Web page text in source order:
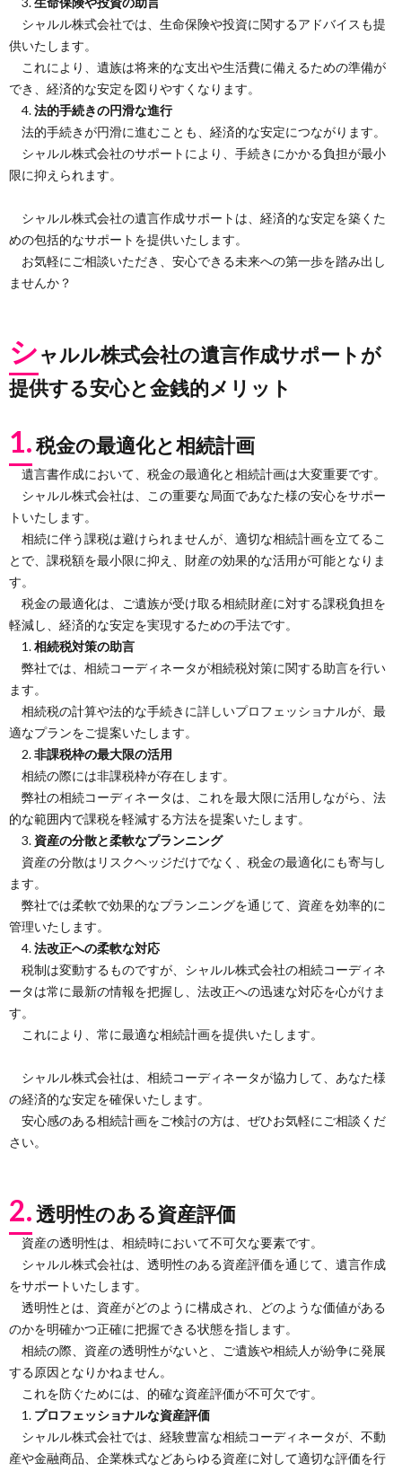
シャルル株式会社では、生命保険や投資に関するアドバイスも提
供いたします。
これにより、遺族は将来的な支出や生活費に備えるための準備が
でき、経済的な安定を図りやすくなります。
4.法的手続きの円滑な進行
法的手続きが円滑に進むことも、経済的な安定につながります。
シャルル株式会社のサポートにより、手続きにかかる負担が最小
限に抑えられます。
シャルル株式会社の遺言作成サポートは、経済的な安定を築くた
めの包括的なサポートを提供いたします。
お気軽にご相談いただき、安心できる未来への第一歩を踏み出し
ませんか？
シャルル株式会社の遺言作成サポートが
提供する安心と金銭的メリット
1.税金の最適化と相続計画
遺言書作成において、税金の最適化と相続計画は大変重要です。
シャルル株式会社は、この重要な局面であなた様の安心をサポー
トいたします。
相続に伴う課税は避けられませんが、適切な相続計画を立てるこ
とで、課税額を最小限に抑え、財産の効果的な活用が可能となりま
す。
税金の最適化は、ご遺族が受け取る相続財産に対する課税負担を
軽減し、経済的な安定を実現するための手法です。
1.相続税対策の助言
弊社では、相続コーディネータが相続税対策に関する助言を行い
ます。
相続税の計算や法的な手続きに詳しいプロフェッショナルが、最
適なプランをご提案いたします。
2.非課税枠の最大限の活用
相続の際には非課税枠が存在します。
弊社の相続コーディネータは、これを最大限に活用しながら、法
的な範囲内で課税を軽減する方法を提案いたします。
3. 資産の分散と柔軟なプランニング
資産の分散はリスクヘッジだけでなく、税金の最適化にも寄与し
ます。
弊社では柔軟で効果的なプランニングを通じて、資産を効率的に
管理いたします。
4.法改正への柔軟な対応
税制は変動するものですが、シャルル株式会社の相続コーディネ
ータは常に最新の情報を把握し、法改正への迅速な対応を心がけま
す。
これにより、常に最適な相続計画を提供いたします。
シャルル株式会社は、相続コーディネータが協力して、あなた様
の経済的な安定を確保いたします。
安心感のある相続計画をご検討の方は、ぜひお気軽にご相談くだ
さい。
2.透明性のある資産評価
資産の透明性は、相続時において不可欠な要素です。
シャルル株式会社は、透明性のある資産評価を通じて、遺言作成
をサポートいたします。
透明性とは、資産がどのように構成され、どのような価値がある
のかを明確かつ正確に把握できる状態を指します。
相続の際、資産の透明性がないと、ご遺族や相続人が紛争に発展
する原因となりかねません。
これを防ぐためには、的確な資産評価が不可欠です。
1. プロフェッショナルな資産評価
シャルル株式会社では、経験豊富な相続コーディネータが、不動
産や金融商品、企業株式などあらゆる資産に対して適切な評価を行